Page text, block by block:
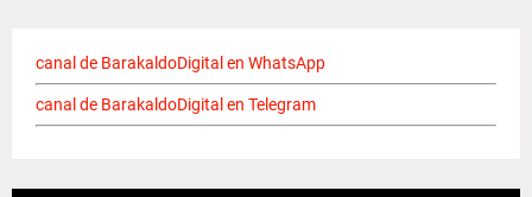
canal de BarakaldoDigital en WhatsApp
canal de BarakaldoDigital en Telegram